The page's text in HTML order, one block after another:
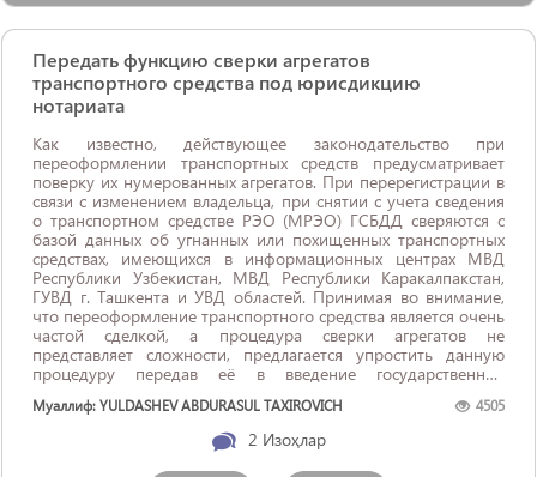
Передать функцию сверки агрегатов
транспортного средства под юрисдикцию
нотариата
Как известно, действующее законодательство при
переоформлении транспортных средств предусматривает
поверку их нумерованных агрегатов. При перерегистрации в
связи с изменением владельца, при снятии с учета сведения
о транспортном средстве РЭО (МРЭО) ГСБДД сверяются с
базой данных об угнанных или похищенных транспортных
средствах, имеющихся в информационных центрах МВД
Республики Узбекистан, МВД Республики Каракалпакстан,
ГУВД г. Ташкента и УВД областей. Принимая во внимание,
что переоформление транспортного средства является очень
частой сделкой, а процедура сверки агрегатов не
представляет сложности, предлагается упростить данную
процедуру передав её в введение государственных
Муаллиф: YULDASHEV ABDURASUL TAXIROVICH 4505
2 Изоҳлар